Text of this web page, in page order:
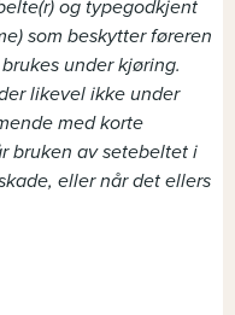
og typegodkjent
som beskytter føreren
under kjøring.
likevel ikke under
med korte
bruken av setebeltet i
eller når det ellers